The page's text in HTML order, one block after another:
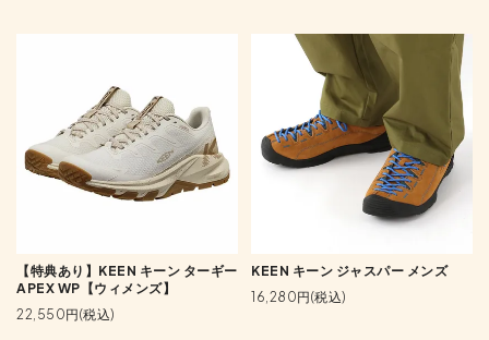
【特典あり】KEEN キーン ターギー
APEX WP【ウィメンズ】
22,550円(税込)
KEEN キーン ジャスパー メンズ
16,280円(税込)